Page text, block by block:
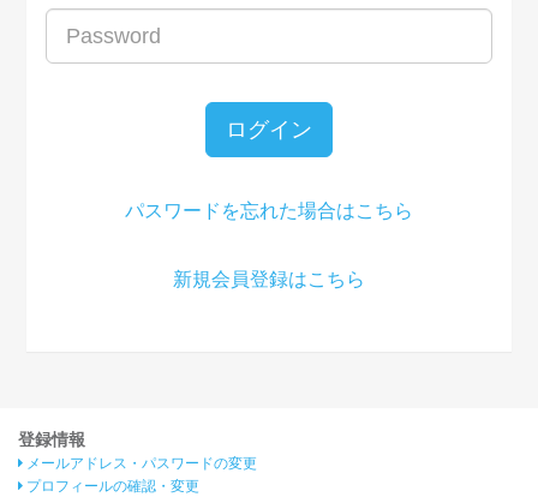
ログイン
パスワードを忘れた場合はこちら
新規会員登録はこちら
登録情報
メールアドレス・パスワードの変更
プロフィールの確認・変更